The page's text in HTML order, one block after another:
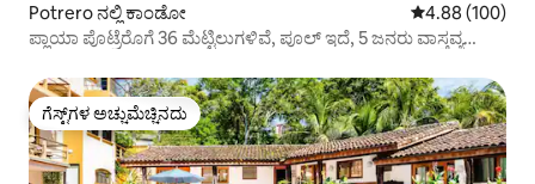
Potrero ನಲ್ಲಿ ಕಾಂಡೋ 5 ರಲ್ಲಿ 4.88
4.88 (100)
ಪ್ಲಾಯಾ ಪೊಟ್ರೆರೊಗೆ 36 ಮೆಟ್ಟಿಲುಗಳಿವೆ, ಪೂಲ್ ಇದೆ, 5 ಜನರು ವಾಸ್ತವ್ಯ
ಗೆಸ್ಟ್‌ಗಳ ಅಚ್ಚುಮೆಚ್ಚಿನದು
ಗೆಸ್ಟ್‌ಗಳ ಅಚ್ಚುಮೆಚ್ಚಿನದು